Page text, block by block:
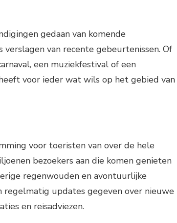
gedaan van komende
verslagen van recente gebeurtenissen. Of
een muziekfestival of een
voor ieder wat wils op het gebied van
voor toeristen van over de hele
bezoekers aan die komen genieten
regenwouden en avontuurlijke
updates gegeven over nieuwe
en reisadviezen.